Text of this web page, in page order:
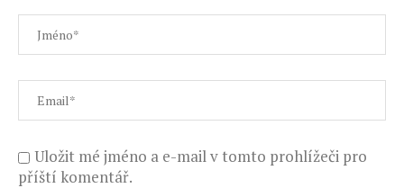
Uložit mé jméno a e-mail v tomto prohlížeči pro
příští komentář.